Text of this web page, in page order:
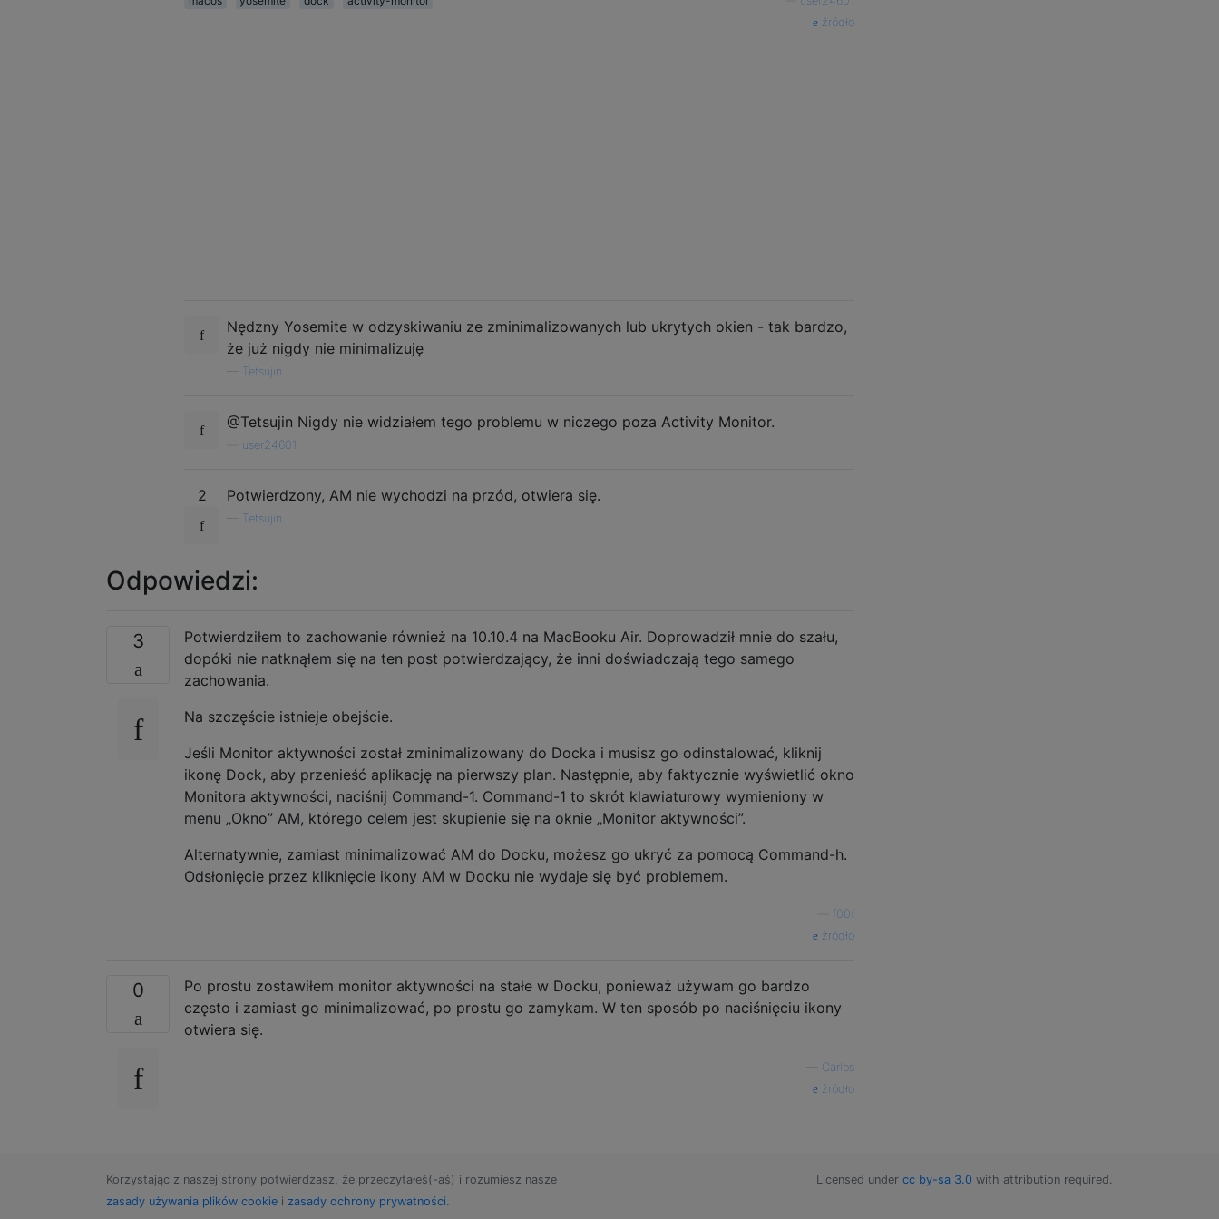
źródło
Nędzny Yosemite w odzyskiwaniu ze zminimalizowanych lub ukrytych okien - tak bardzo,
że już nigdy nie minimalizuję
Tetsujin
@Tetsujin Nigdy nie widziałem tego problemu w niczego poza Activity Monitor.
user24601
2 Potwierdzony, AM nie wychodzi na przód, otwiera się.
Tetsujin
Odpowiedzi:
3
Potwierdziłem to zachowanie również na 10.10.4 na MacBooku Air. Doprowadził mnie do szału,
dopóki nie natknąłem się na ten post potwierdzający, że inni doświadczają tego samego
zachowania.
Na szczęście istnieje obejście.
Jeśli Monitor aktywności został zminimalizowany do Docka i musisz go odinstalować, kliknij
ikonę Dock, aby przenieść aplikację na pierwszy plan. Następnie, aby faktycznie wyświetlić okno
Monitora aktywności, naciśnij Command-1. Command-1 to skrót klawiaturowy wymieniony w
menu „Okno” AM, którego celem jest skupienie się na oknie „Monitor aktywności”.
Alternatywnie, zamiast minimalizować AM do Docku, możesz go ukryć za pomocą Command-h.
Odsłonięcie przez kliknięcie ikony AM w Docku nie wydaje się być problemem.
f00f
źródło
0
Po prostu zostawiłem monitor aktywności na stałe w Docku, ponieważ używam go bardzo
często i zamiast go minimalizować, po prostu go zamykam. W ten sposób po naciśnięciu ikony
otwiera się.
Carlos
źródło
Korzystając z naszej strony potwierdzasz, że przeczytałeś(-aś) i rozumiesz nasze
zasady używania plików cookie i zasady ochrony prywatności.
Licensed under cc by-sa 3.0 with attribution required.